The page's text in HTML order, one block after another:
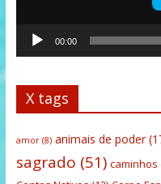
00:00
X tags
amor(8) animais de poder
sagrado (51)